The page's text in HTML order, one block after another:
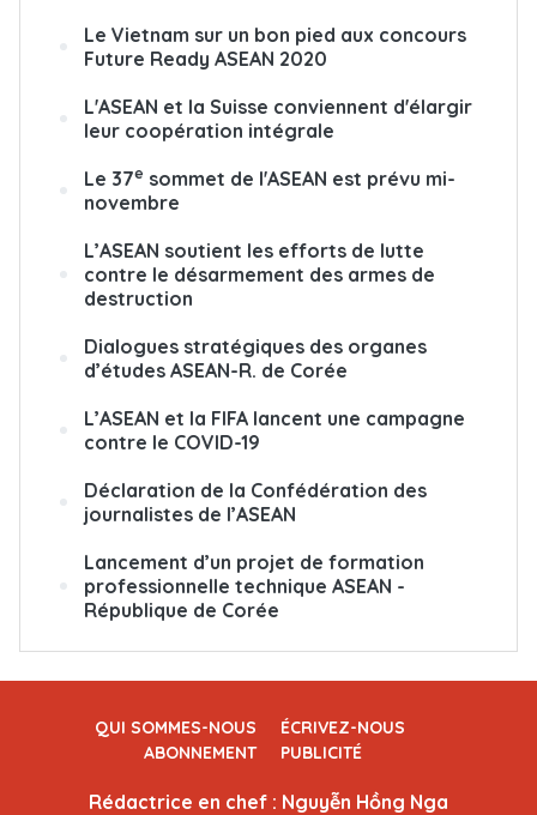
Le Vietnam sur un bon pied aux concours
Future Ready ASEAN 2020
L'ASEAN et la Suisse conviennent d'élargir
leur coopération intégrale
Le 37e sommet de l'ASEAN est prévu mi-
novembre
L’ASEAN soutient les efforts de lutte
contre le désarmement des armes de
destruction
Dialogues stratégiques des organes
d’études ASEAN-R. de Corée
L’ASEAN et la FIFA lancent une campagne
contre le COVID-19
Déclaration de la Confédération des
journalistes de l’ASEAN
Lancement d’un projet de formation
professionnelle technique ASEAN -
République de Corée
QUI SOMMES-NOUS
ÉCRIVEZ-NOUS
ABONNEMENT
PUBLICITÉ
Rédactrice en chef : Nguyễn Hồng Nga